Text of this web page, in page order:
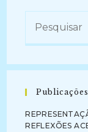
REFLEXÕES